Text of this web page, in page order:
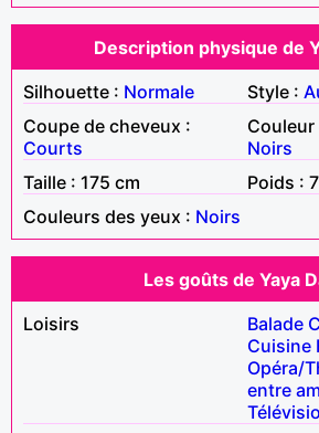
Description physique de
Silhouette : Normale Style :
Coupe de cheveux :
Courts
Couleur
Noirs
Taille : 175 cm
Poids :
Couleurs des yeux : Noirs
Les goûts de Yaya
Loisirs
Balade
Cuisine
Opéra/
entre